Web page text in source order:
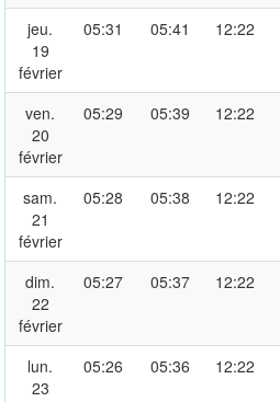
jeu.
19
février
05:31 05:41 12:22
ven.
20
février
05:29 05:39 12:22
sam.
21
février
05:28 05:38 12:22
dim.
22
février
05:27 05:37 12:22
lun.
23
05:26 05:36 12:22